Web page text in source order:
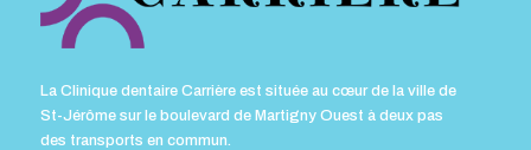
La Clinique dentaire Carrière est située au cœur de la ville de
St-Jérôme sur le boulevard de Martigny Ouest à deux pas
des transports en commun.